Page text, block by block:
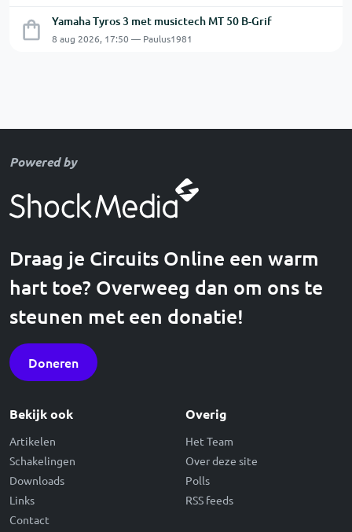
Yamaha Tyros 3 met musictech MT 50 B-Grif
8 aug 2026, 17:50 — Paulus1981
Powered by
Draag je Circuits Online een warm
hart toe? Overweeg dan om ons te
steunen met een donatie!
Doneren
Bekijk ook
Artikelen
Schakelingen
Downloads
Links
Contact
Overig
Het Team
Over deze site
Polls
RSS feeds